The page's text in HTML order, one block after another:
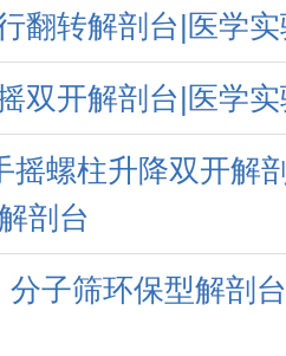
翻转解剖台|医学
双开解剖台|医学
摇螺柱升降双开解
剖台
分子筛环保型解剖